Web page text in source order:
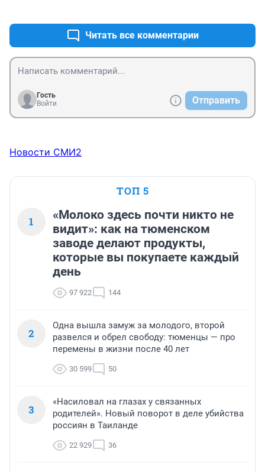
базы моржей якобы безопасное, просто выдают
свою неграмотность. Это один водоем, довольно
запущенный одно время до такой степени, что на
картах значился болотом. И только строительство
дороги как-то улучшило обстановку, т.к. отсюда
намывали песок. Но сейчас картина тоже так себе:
берега затягивает камышом и кустарником, подходов
практически нет, а те, что есть, уже захвачены
Читать все комментарии
Гость
Войти
Отправить
Новости СМИ2
ТОП 5
1
«Молоко здесь почти никто не
видит»: как на тюменском
заводе делают продукты,
которые вы покупаете каждый
день
97 922 144
2
Одна вышла замуж за молодого, второй
развелся и обрел свободу: тюменцы — про
перемены в жизни после 40 лет
30 599 50
3
«Насиловал на глазах у связанных
родителей». Новый поворот в деле убийства
россиян в Таиланде
22 929 36